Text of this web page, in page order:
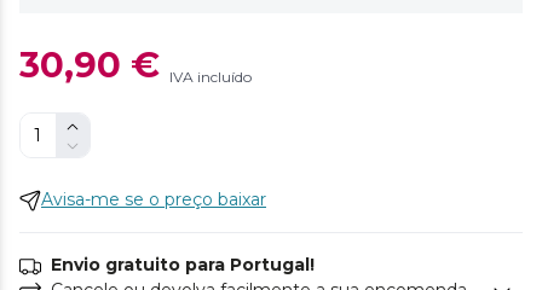
30,90 € IVA incluído
Avisa-me se o preço baixar
Envio gratuito para Portugal!